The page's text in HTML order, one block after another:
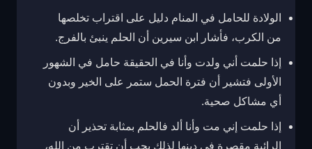
الولادة للحامل في المنام دليل على اقتراب تخلصها
من الكرب، فأشار ابن سيرين أن الحلم ينبئ بالفرج.
إذا حلمت أني ولدت وأنا في الحقيقة حامل في الشهور
الأولى فتشير أن فترة الحمل ستمر على الخير وبدون
أي مشاكل صحية.
إذا حلمت إني مت وأنا ألد فالحلم بمثابة تحذير أن
الرائية مقصرة في دينها لذلك يجب أن تقترب من الله،